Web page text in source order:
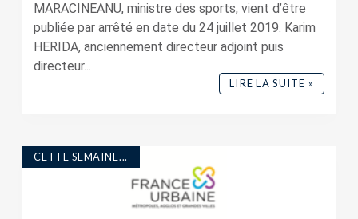
MARACINEANU, ministre des sports, vient d’être
publiée par arrêté en date du 24 juillet 2019. Karim
HERIDA, anciennement directeur adjoint puis
directeur...
LIRE LA SUITE »
CETTE SEMAINE...